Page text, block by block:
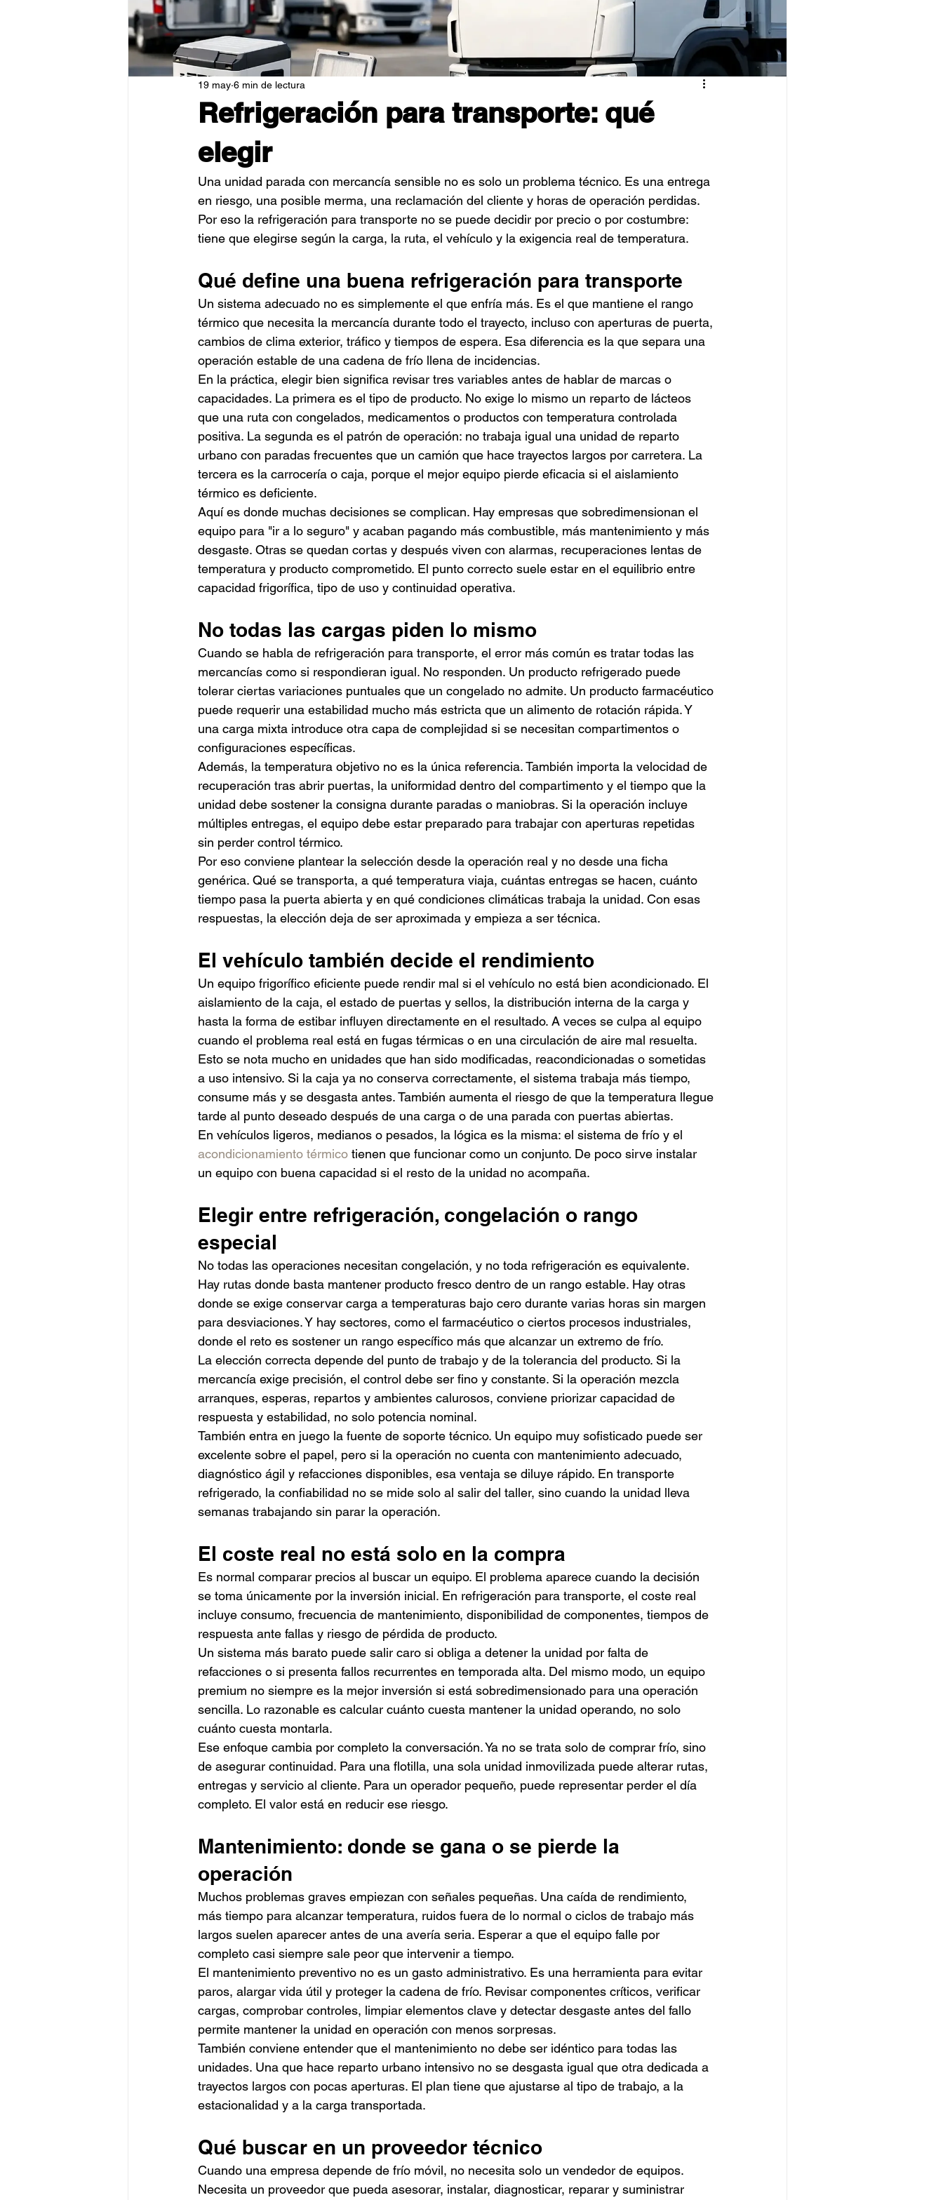
Refrigeración para transporte: qué
elegir
19 may 6 min de lectura
Una unidad parada con mercancía sensible no es solo un problema técnico. Es una entrega
en riesgo, una posible merma, una reclamación del cliente y horas de operación perdidas.
Por eso la refrigeración para transporte no se puede decidir por precio o por costumbre:
tiene que elegirse según la carga, la ruta, el vehículo y la exigencia real de temperatura.
Qué define una buena refrigeración para transporte
Un sistema adecuado no es simplemente el que enfría más. Es el que mantiene el rango
térmico que necesita la mercancía durante todo el trayecto, incluso con aperturas de puerta,
cambios de clima exterior, tráfico y tiempos de espera. Esa diferencia es la que separa una
operación estable de una cadena de frío llena de incidencias.
En la práctica, elegir bien significa revisar tres variables antes de hablar de marcas o
capacidades. La primera es el tipo de producto. No exige lo mismo un reparto de lácteos
que una ruta con congelados, medicamentos o productos con temperatura controlada
positiva. La segunda es el patrón de operación: no trabaja igual una unidad de reparto
urbano con paradas frecuentes que un camión que hace trayectos largos por carretera. La
tercera es la carrocería o caja, porque el mejor equipo pierde eficacia si el aislamiento
térmico es deficiente.
Aquí es donde muchas decisiones se complican. Hay empresas que sobredimensionan el
equipo para "ir a lo seguro" y acaban pagando más combustible, más mantenimiento y más
desgaste. Otras se quedan cortas y después viven con alarmas, recuperaciones lentas de
temperatura y producto comprometido. El punto correcto suele estar en el equilibrio entre
capacidad frigorífica, tipo de uso y continuidad operativa.
No todas las cargas piden lo mismo
Cuando se habla de refrigeración para transporte, el error más común es tratar todas las
mercancías como si respondieran igual. No responden. Un producto refrigerado puede
tolerar ciertas variaciones puntuales que un congelado no admite. Un producto farmacéutico
puede requerir una estabilidad mucho más estricta que un alimento de rotación rápida. Y
una carga mixta introduce otra capa de complejidad si se necesitan compartimentos o
configuraciones específicas.
Además, la temperatura objetivo no es la única referencia. También importa la velocidad de
recuperación tras abrir puertas, la uniformidad dentro del compartimento y el tiempo que la
unidad debe sostener la consigna durante paradas o maniobras. Si la operación incluye
múltiples entregas, el equipo debe estar preparado para trabajar con aperturas repetidas
sin perder control térmico.
Por eso conviene plantear la selección desde la operación real y no desde una ficha
genérica. Qué se transporta, a qué temperatura viaja, cuántas entregas se hacen, cuánto
tiempo pasa la puerta abierta y en qué condiciones climáticas trabaja la unidad. Con esas
respuestas, la elección deja de ser aproximada y empieza a ser técnica.
El vehículo también decide el rendimiento
Un equipo frigorífico eficiente puede rendir mal si el vehículo no está bien acondicionado. El
aislamiento de la caja, el estado de puertas y sellos, la distribución interna de la carga y
hasta la forma de estibar influyen directamente en el resultado. A veces se culpa al equipo
cuando el problema real está en fugas térmicas o en una circulación de aire mal resuelta.
Esto se nota mucho en unidades que han sido modificadas, reacondicionadas o sometidas
a uso intensivo. Si la caja ya no conserva correctamente, el sistema trabaja más tiempo,
consume más y se desgasta antes. También aumenta el riesgo de que la temperatura llegue
tarde al punto deseado después de una carga o de una parada con puertas abiertas.
En vehículos ligeros, medianos o pesados, la lógica es la misma: el sistema de frío y el
acondicionamiento térmico tienen que funcionar como un conjunto. De poco sirve instalar
un equipo con buena capacidad si el resto de la unidad no acompaña.
Elegir entre refrigeración, congelación o rango
especial
No todas las operaciones necesitan congelación, y no toda refrigeración es equivalente.
Hay rutas donde basta mantener producto fresco dentro de un rango estable. Hay otras
donde se exige conservar carga a temperaturas bajo cero durante varias horas sin margen
para desviaciones. Y hay sectores, como el farmacéutico o ciertos procesos industriales,
donde el reto es sostener un rango específico más que alcanzar un extremo de frío.
La elección correcta depende del punto de trabajo y de la tolerancia del producto. Si la
mercancía exige precisión, el control debe ser fino y constante. Si la operación mezcla
arranques, esperas, repartos y ambientes calurosos, conviene priorizar capacidad de
respuesta y estabilidad, no solo potencia nominal.
También entra en juego la fuente de soporte técnico. Un equipo muy sofisticado puede ser
excelente sobre el papel, pero si la operación no cuenta con mantenimiento adecuado,
diagnóstico ágil y refacciones disponibles, esa ventaja se diluye rápido. En transporte
refrigerado, la confiabilidad no se mide solo al salir del taller, sino cuando la unidad lleva
semanas trabajando sin parar la operación.
El coste real no está solo en la compra
Es normal comparar precios al buscar un equipo. El problema aparece cuando la decisión
se toma únicamente por la inversión inicial. En refrigeración para transporte, el coste real
incluye consumo, frecuencia de mantenimiento, disponibilidad de componentes, tiempos de
respuesta ante fallas y riesgo de pérdida de producto.
Un sistema más barato puede salir caro si obliga a detener la unidad por falta de
refacciones o si presenta fallos recurrentes en temporada alta. Del mismo modo, un equipo
premium no siempre es la mejor inversión si está sobredimensionado para una operación
sencilla. Lo razonable es calcular cuánto cuesta mantener la unidad operando, no solo
cuánto cuesta montarla.
Ese enfoque cambia por completo la conversación. Ya no se trata solo de comprar frío, sino
de asegurar continuidad. Para una flotilla, una sola unidad inmovilizada puede alterar rutas,
entregas y servicio al cliente. Para un operador pequeño, puede representar perder el día
completo. El valor está en reducir ese riesgo.
Mantenimiento: donde se gana o se pierde la
operación
Muchos problemas graves empiezan con señales pequeñas. Una caída de rendimiento,
más tiempo para alcanzar temperatura, ruidos fuera de lo normal o ciclos de trabajo más
largos suelen aparecer antes de una avería seria. Esperar a que el equipo falle por
completo casi siempre sale peor que intervenir a tiempo.
El mantenimiento preventivo no es un gasto administrativo. Es una herramienta para evitar
paros, alargar vida útil y proteger la cadena de frío. Revisar componentes críticos, verificar
cargas, comprobar controles, limpiar elementos clave y detectar desgaste antes del fallo
permite mantener la unidad en operación con menos sorpresas.
También conviene entender que el mantenimiento no debe ser idéntico para todas las
unidades. Una que hace reparto urbano intensivo no se desgasta igual que otra dedicada a
trayectos largos con pocas aperturas. El plan tiene que ajustarse al tipo de trabajo, a la
estacionalidad y a la carga transportada.
Qué buscar en un proveedor técnico
Cuando una empresa depende de frío móvil, no necesita solo un vendedor de equipos.
Necesita un proveedor que pueda asesorar, instalar, diagnosticar, reparar y suministrar